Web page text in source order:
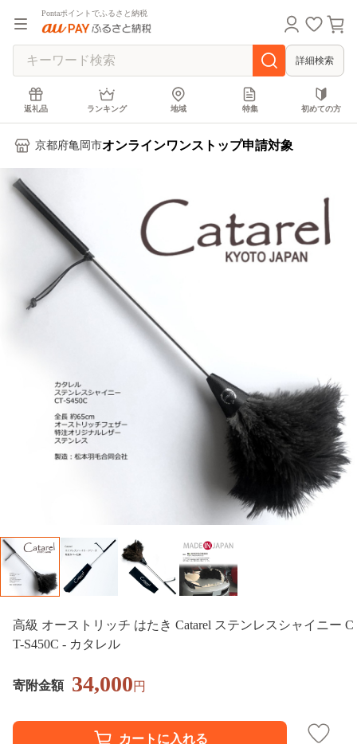
Pontaポイントでふるさと納税
詳細検索
返礼品 ランキング 地域 特集 初めての方
京都府亀岡市オンラインワンストップ申請対象
高級 オーストリッチ はたき Catarel ステンレスシャイニー C
T-S450C - カタレル
寄附金額 34,000円